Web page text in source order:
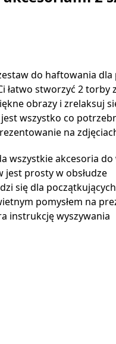
do haftowania dla
łatwo stworzyć 2 torby
obrazy i zrelaksuj
wszystko co
na
wszystkie akcesoria
jest prosty w obsłudze
się dla początkujących
pomysłem na
instrukcję wyszywania